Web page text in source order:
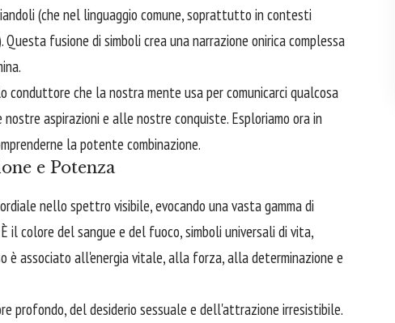
(che nel linguaggio comune, soprattutto in contesti
fusione di simboli crea una narrazione onirica complessa
conduttore che la nostra mente usa per comunicarci qualcosa
aspirazioni e alle nostre conquiste. Esploriamo ora in
la potente combinazione.
e Potenza
nello spettro visibile, evocando una vasta gamma di
il colore del sangue e del fuoco, simboli universali di vita,
è associato all'energia vitale, alla forza, alla determinazione e
profondo, del desiderio sessuale e dell'attrazione irresistibile.